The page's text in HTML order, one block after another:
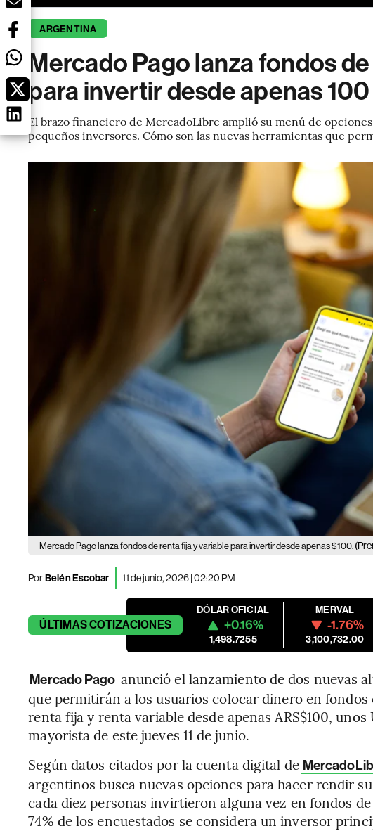
ARGENTINA
Mercado Pago lanza fondos
para invertir desde apenas
El brazo financiero de MercadoLibre amplió su menú de
pequeños inversores. Cómo son las nuevas herramientas que
Mercado Pago lanza fondos de renta fija y variable para invertir desde apenas $100.
PorBelén Escobar 11 de junio, 2026 | 02:20 PM
ÚLTIMASCOTIZACIONES
DÓLAR OFICIAL
+0.16%
1,498.7255
MERVAL
-1.76%
3,100,732.00
Mercado Pago anunció el lanzamiento de dos nuevas
que permitirán a los usuarios colocar dinero en fondos
renta fija y renta variable desde apenas ARS$100,
mayorista de este jueves 11 de junio.
Según datos citados por la cuenta digital de
argentinos busca nuevas opciones para hacer rendir
cada diez personas invirtieron alguna vez en fondos
74% de los encuestados se considera un inversor